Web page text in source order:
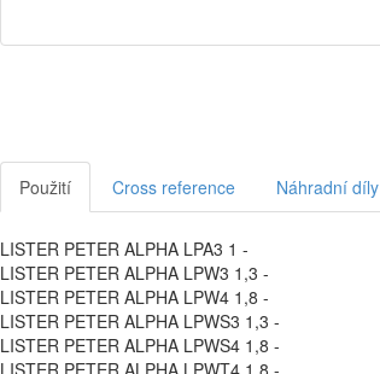
Použití Cross reference Náhradní díly
LISTER PETER ALPHA LPA3 1 -
LISTER PETER ALPHA LPW3 1,3 -
LISTER PETER ALPHA LPW4 1,8 -
LISTER PETER ALPHA LPWS3 1,3 -
LISTER PETER ALPHA LPWS4 1,8 -
LISTER PETER ALPHA LPWT4 1,8 -